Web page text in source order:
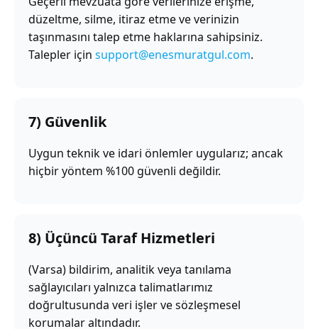
düzeltme, silme, itiraz etme ve verinizin
taşınmasını talep etme haklarına sahipsiniz.
Talepler için support@enesmuratgul.com.
7) Güvenlik
Uygun teknik ve idari önlemler uygularız; ancak
hiçbir yöntem %100 güvenli değildir.
8) Üçüncü Taraf Hizmetleri
(Varsa) bildirim, analitik veya tanılama
sağlayıcıları yalnızca talimatlarımız
doğrultusunda veri işler ve sözleşmesel
korumalar altındadır.